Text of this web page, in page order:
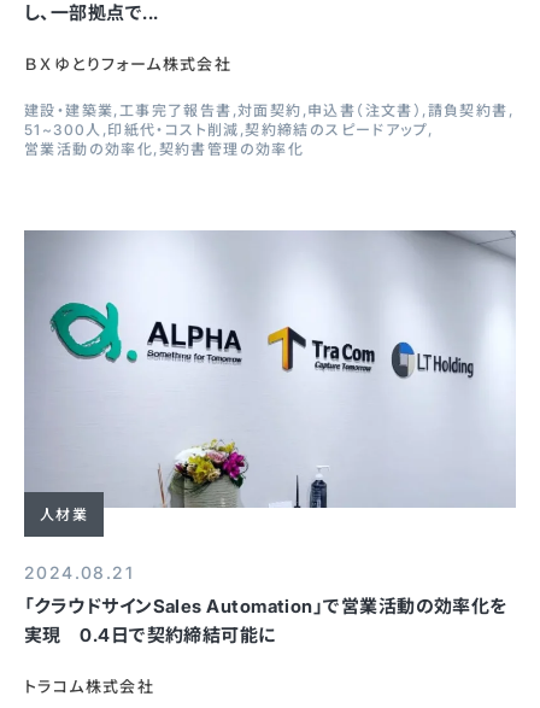
し、一部拠点で...
ＢＸゆとりフォーム株式会社
建設・建築業 工事完了報告書 対面契約 申込書（注文書） 請負契約書
51~300人 印紙代・コスト削減 契約締結のスピードアップ
営業活動の効率化 契約書管理の効率化
人材業
2024.08.21
「クラウドサインSales Automation」で営業活動の効率化を
実現 0.4日で契約締結可能に
トラコム株式会社